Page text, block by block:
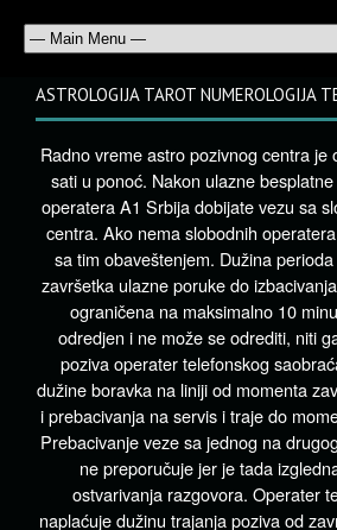
ASTROLOGIJA TAROT NUMEROLOGIJA
Radno vreme astro pozivnog centra je
sati u ponoć. Nakon ulazne
operatera A1 Srbija dobijate vezu sa
centra. Ako nema slobodnih
sa tim obaveštenjem. Dužina
završetka ulazne poruke do
ograničena na maksimalno 10
odredjen i ne može se odrediti, niti
poziva operater telefonskog
dužine boravka na liniji od momenta
i prebacivanja na servis i traje do
Prebacivanje veze sa jednog na
ne preporučuje jer je tada
ostvarivanja razgovora. Operater
naplaćuje dužinu trajanja poziva od